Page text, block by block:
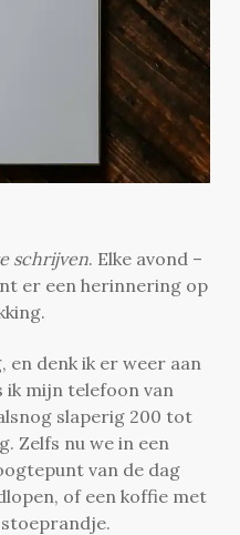
schrijven. Elke avond –
er een herinnering op
en denk ik er weer aan
ik mijn telefoon van
slaperig 200 tot
Zelfs nu we in een
van de dag
of een koffie met